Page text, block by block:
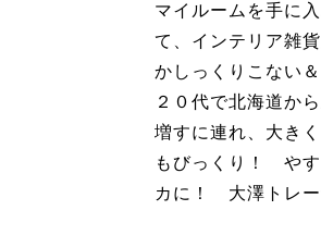
マイルームを手に
て、インテリア雑
かしっくりこない
２０代で北海道か
増すに連れ、大き
もびっくり！ や
カに！ 大澤トレー